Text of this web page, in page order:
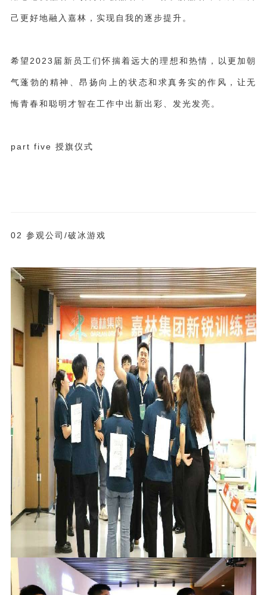
己更好地融入嘉林，实现自我的逐步提升。
希望 2023 届新员工们怀揣着远大的理想和热情 ， 以更加朝
气蓬勃的精神、昂扬向上的状态和求真务实的作风， 让无
悔青春和聪明才智在工作中出新出彩、发光发亮。
part five 授旗仪式
02 参观公司/破冰游戏